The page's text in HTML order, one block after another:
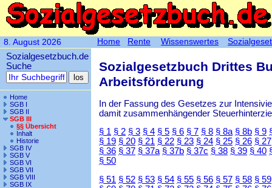
8. August 2026
Sozialgesetzbuch.de
Suche
Home
SGB I
SGB II
SGB III
§§ Übersicht
Inhalt
Historie
SGB IV
SGB V
SGB VI
SGB VII
SGB VIII
SGB IX
Sozialgesetzbuch Drittes
Arbeitsförderung
In der Fassung des Gesetzes zur
damit zusammenhängender
§ 1 § 2 § 3 § 4 § 5 § 6 § 7 § 8 § 8a § 8b § 9
§ 19 § 20 § 21 § 22 § 23 § 24 § 25 § 26 § 27
§ 36 § 37 § 37a § 37b § 37c § 38 § 39 § 40
§ 50
§ 51 § 52 § 53 § 54 § 55 § 56 § 57 § 58 § 59
Home Rente Wissenswertes